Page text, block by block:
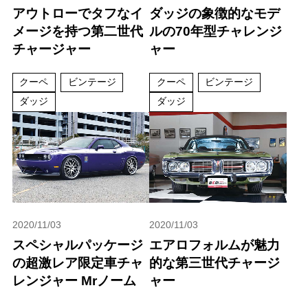
アウトローでタフなイ
メージを持つ第二世代
チャージャー
クーペ
ビンテージ
ダッジ
ダッジの象徴的なモデ
ルの70年型チャレンジ
ャー
クーペ
ビンテージ
ダッジ
2020/11/03
スペシャルパッケージ
の超激レア限定車チャ
レンジャー Mrノーム
2020/11/03
エアロフォルムが魅力
的な第三世代チャージ
ャー